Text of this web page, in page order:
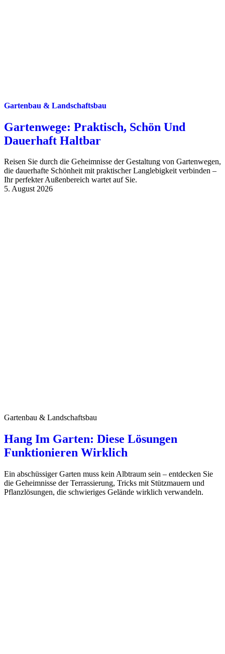
Gartenbau & Landschaftsbau
Gartenwege: Praktisch, Schön Und
Dauerhaft Haltbar
Reisen Sie durch die Geheimnisse der Gestaltung von Gartenwegen,
die dauerhafte Schönheit mit praktischer Langlebigkeit verbinden –
Ihr perfekter Außenbereich wartet auf Sie.
5. August 2026
Gartenbau & Landschaftsbau
Hang Im Garten: Diese Lösungen
Funktionieren Wirklich
Ein abschüssiger Garten muss kein Albtraum sein – entdecken Sie
die Geheimnisse der Terrassierung, Tricks mit Stützmauern und
Pflanzlösungen, die schwieriges Gelände wirklich verwandeln.